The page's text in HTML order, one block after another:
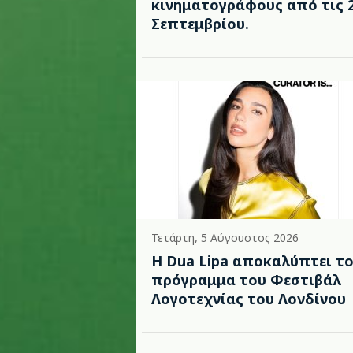
κινηματογράφους από τις
Σεπτεμβρίου.
Τετάρτη, 5 Αύγουστος 2026
Η Dua Lipa αποκαλύπτει το
πρόγραμμα του Φεστιβάλ
Λογοτεχνίας του Λονδίνου